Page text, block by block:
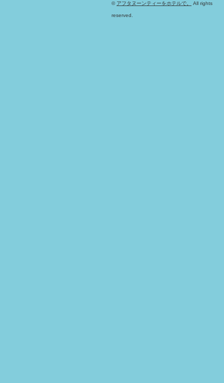
© アフタヌーンティーをホテルで。 All rights
reserved.